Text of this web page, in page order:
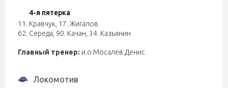
4-я пятерка
11. Кравчук 17. Жигалов
62. Середа 90. Качан 34. Казьянин
Главный тренер: и.о.Мосалёв Денис
Локомотив